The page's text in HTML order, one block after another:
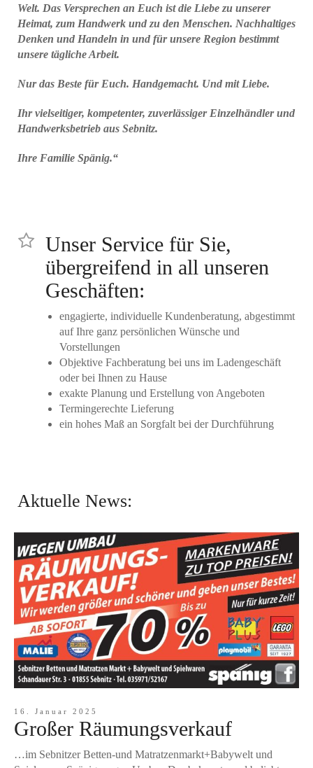
Welt. Das Versprechen an Euch ist die Liebe zu unserer
Heimat, zum Handwerk und zu den Menschen. Nachhaltiges
Denken und Handeln in und für unsere Region bestimmt
unsere tägliche Arbeit.
Nur das Beste für Euch. Handgemacht. Und mit Liebe.
Ihr vielseitiger, kompetenter, zuverlässiger Einzelhändler und
Handwerksbetrieb aus Sebnitz.
Ihre Familie Spänig.“
Unser Service für Sie,
übergreifend in all unseren
Geschäften:
engagierte, individuelle Kundenberatung, abgestimmt
auf Ihre ganz persönlichen Wünsche und
Vorstellungen
Objektive Fachberatung bei uns im Ladengeschäft
oder bei Ihnen zu Hause
exakte Planung und Erstellung von Angeboten
Termingerechte Lieferung
ein hohes Maß an Sorgfalt bei der Durchführung
Aktuelle News:
16. Januar 2025
Großer Räumungsverkauf
…im Sebnitzer Betten-und Matratzenmarkt+Babywelt und